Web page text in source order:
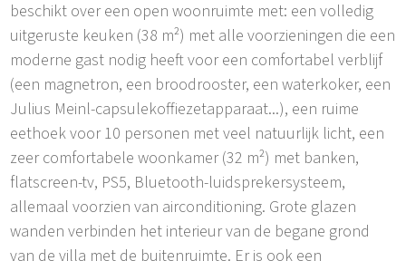
beschikt over een open woonruimte met: een volledig
uitgeruste keuken (38 m²) met alle voorzieningen die een
moderne gast nodig heeft voor een comfortabel verblijf
(een magnetron, een broodrooster, een waterkoker, een
Julius Meinl-capsulekoffiezetapparaat...), een ruime
eethoek voor 10 personen met veel natuurlijk licht, een
zeer comfortabele woonkamer (32 m²) met banken,
flatscreen-tv, PS5, Bluetooth-luidsprekersysteem,
allemaal voorzien van airconditioning. Grote glazen
wanden verbinden het interieur van de begane grond
van de villa met de buitenruimte. Er is ook een